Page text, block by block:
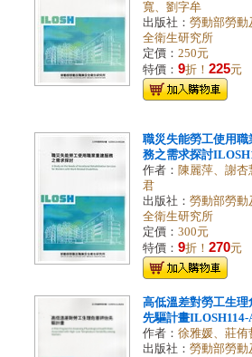
寬、劉字牟
出版社： 勞動部勞動
全衛生研究所
定價： 250元
特價： 9折！ 225元
職災失能勞工使用職
務之需求探討
作者： 陳麗萍、謝杏
君
出版社： 勞動部勞動
全衛生研究所
定價： 300元
特價： 9折！ 270元
高低溫差對勞工生理
先驅計畫ILOSH114-
作者： 徐雅媛、莊侑
出版社： 勞動部勞動